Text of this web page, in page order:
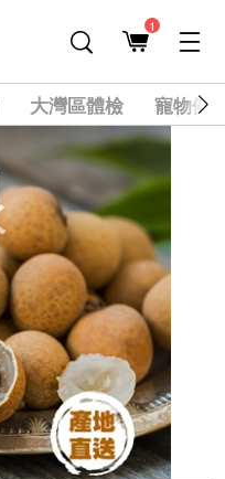
1
大灣區體檢 寵物健